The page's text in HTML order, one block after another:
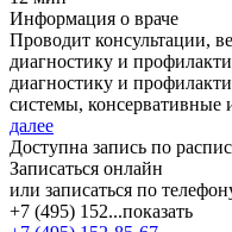
Информация о враче
Проводит консультации,
диагностику и
диагностику и
системы, консервативные
далее
Доступна запись по
Записаться онлайн
или записаться по
+7 (495) 152...показать